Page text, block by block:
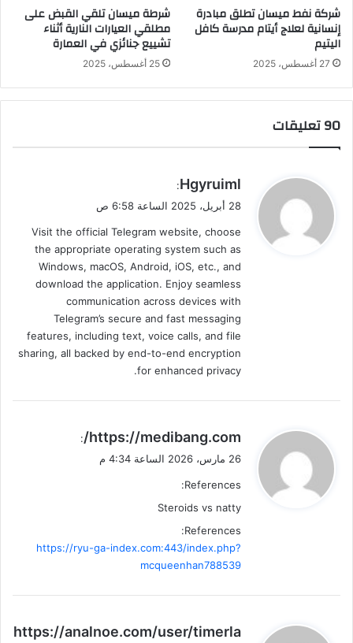
شركة نفط ميسان تطلق مبادرة
إنسانية لعلاج أيتام مدرسة كافل
اليتيم
27 أغسطس، 2025
شرطة ميسان تلقي القبض على
مطلقي العيارات النارية أثناء
تشييع جنائزي في العمارة
25 أغسطس، 2025
‫90 تعليقات
ي
ل
Hgyruiml
:
28 أبريل، 2025 الساعة 6:58 ص
Visit the official Telegram website, choose
the appropriate operating system such as
Windows, macOS, Android, iOS, etc., and
download the application. Enjoy seamless
communication across devices with
Telegram’s secure and fast messaging
features, including text, voice calls, and file
sharing, all backed by end-to-end encryption
for enhanced privacy.
ي
ل
https://medibang.com/
:
26 مارس، 2026 الساعة 4:34 م
References:
Steroids vs natty
References:
https://ryu-ga-index.com:443/index.php?
mcqueenhan788539
ي
https://analnoe.com/user/timerla